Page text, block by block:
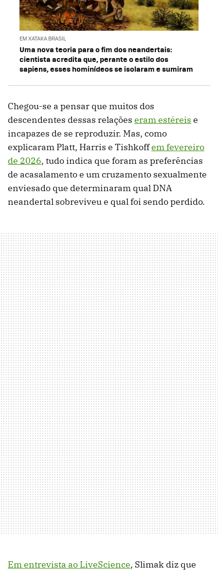
EM XATAKA BRASIL
Uma nova teoria para o fim dos neandertais:
cientista acredita que, perante o estilo dos
sapiens, esses hominídeos se isolaram e sumiram
Chegou-se a pensar que muitos dos
descendentes dessas relações eram estéreis e
incapazes de se reproduzir. Mas, como
explicaram Platt, Harris e Tishkoffem fevereiro
de 2026, tudo indica que foram as preferências
de acasalamento e um cruzamento sexualmente
enviesado que determinaram qual DNA
neandertal sobreviveu e qual foi sendo perdido.
Em entrevista ao LiveScience, Slimak diz que